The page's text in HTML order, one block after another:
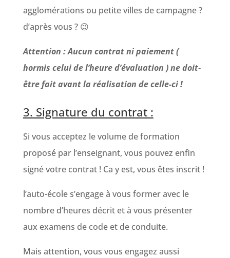
agglomérations ou petite villes de campagne ?
d’après vous ? 😉
Attention : Aucun contrat ni paiement (
hormis celui de l’heure d’évaluation ) ne doit-
être fait avant la réalisation de celle-ci !
3. Signature du contrat :
Si vous acceptez le volume de formation
proposé par l’enseignant, vous pouvez enfin
signé votre contrat ! Ca y est, vous êtes inscrit !
l’auto-école s’engage à vous former avec le
nombre d’heures décrit et à vous présenter
aux examens de code et de conduite.
Mais attention, vous vous engagez aussi